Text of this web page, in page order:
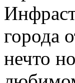
города
нечто